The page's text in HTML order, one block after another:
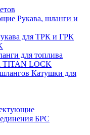
Рукава, шланги и
для ТРК и ГРК
для топлива
TITAN LOCK
Катушки для
БРС